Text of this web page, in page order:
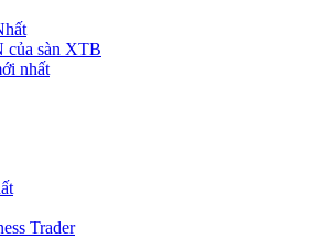
của sàn XTB
nhất
Trader